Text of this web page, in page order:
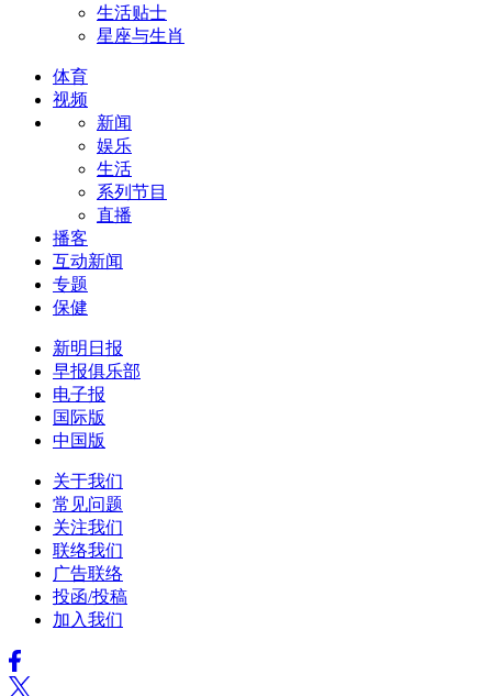
生活贴士
星座与生肖
体育
视频
新闻
娱乐
生活
系列节目
直播
播客
互动新闻
专题
保健
新明日报
早报俱乐部
电子报
国际版
中国版
关于我们
常见问题
关注我们
联络我们
广告联络
投函/投稿
加入我们